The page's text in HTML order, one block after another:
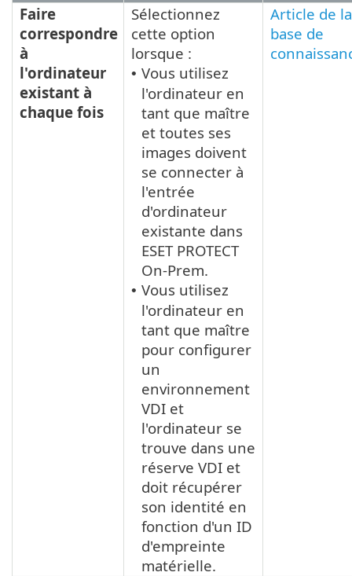
Faire
correspondre
à
l'ordinateur
existant à
chaque fois
Sélectionnez
cette option
lorsque :
• Vous utilisez
l'ordinateur en
tant que maître
et toutes ses
images doivent
se connecter à
l'entrée
d'ordinateur
existante dans
ESET PROTECT
On-Prem.
• Vous utilisez
l'ordinateur en
tant que maître
pour configurer
un
environnement
VDI et
l'ordinateur se
trouve dans une
réserve VDI et
doit récupérer
son identité en
fonction d'un ID
d'empreinte
matérielle.
Article de la
base de